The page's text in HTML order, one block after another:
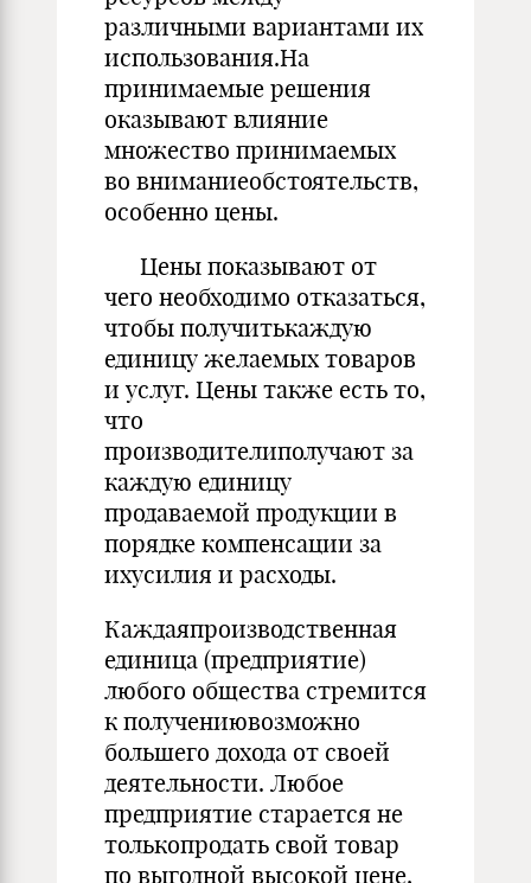
различными вариантами их
использования.На
принимаемые решения
оказывают влияние
множество принимаемых
во вниманиеобстоятельств,
особенно цены.
Цены показывают от
чего необходимо отказаться,
чтобы получитькаждую
единицу желаемых товаров
и услуг. Цены также есть то,
что
производителиполучают за
каждую единицу
продаваемой продукции в
порядке компенсации за
ихусилия и расходы.
Каждаяпроизводственная
единица (предприятие)
любого общества стремится
к получениювозможно
большего дохода от своей
деятельности. Любое
предприятие старается не
толькопродать свой товар
по выгодной высокой цене,